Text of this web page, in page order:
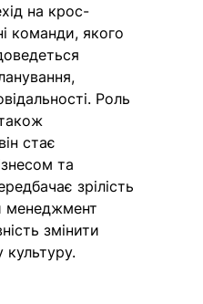
на крос-
команди, якого
Роль
стає
та
зрілість
менеджмент
змінити
культуру.